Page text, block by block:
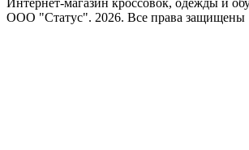
Интернет-магазин кроссовок, одежды и
ООО "Статус". 2026. Все права защищены